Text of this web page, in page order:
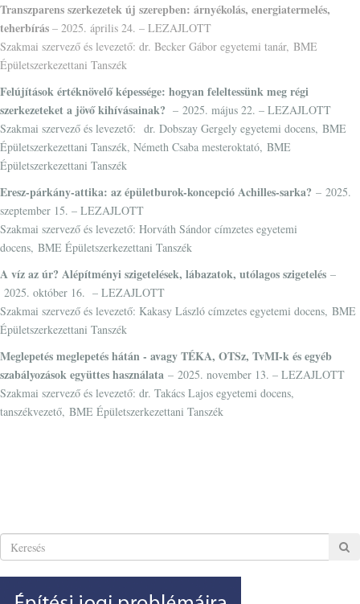
Transzparens szerkezetek új szerepben: árnyékolás, energiatermelés,
teherbírás – 2025. április 24. – LEZAJLOTT
Szakmai szervező és levezető: dr. Becker Gábor egyetemi tanár, BME
Épületszerkezettani Tanszék
Felújítások értéknövelő képessége: hogyan feleltessünk meg régi
szerkezeteket a jövő kihívásainak? – 2025. május 22. – LEZAJLOTT
Szakmai szervező és levezető: dr. Dobszay Gergely egyetemi docens, BME
Épületszerkezettani Tanszék, Németh Csaba mesteroktató, BME
Épületszerkezettani Tanszék
Eresz-párkány-attika: az épületburok-koncepció Achilles-sarka? – 2025.
szeptember 15. – LEZAJLOTT
Szakmai szervező és levezető: Horváth Sándor címzetes egyetemi
docens, BME Épületszerkezettani Tanszék
A víz az úr? Alépítményi szigetelések, lábazatok, utólagos szigetelés –
2025. október 16. – LEZAJLOTT
Szakmai szervező és levezető: Kakasy László címzetes egyetemi docens, BME
Épületszerkezettani Tanszék
Meglepetés meglepetés hátán - avagy TÉKA, OTSz, TvMI-k és egyéb
szabályozások együttes használata – 2025. november 13. – LEZAJLOTT
Szakmai szervező és levezető: dr. Takács Lajos egyetemi docens,
tanszékvezető, BME Épületszerkezettani Tanszék